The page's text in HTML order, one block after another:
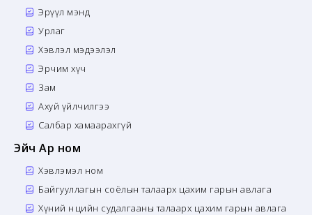
Эрүүл мэнд
Урлаг
Хэвлэл мэдээлэл
Эрчим хүч
Зам
Ахуй үйлчилгээ
Салбар хамаарахгүй
Эйч Ар ном
Хэвлэмэл ном
Байгууллагын соёлын талаарх цахим гарын авлага
Хүний нөөцийн судалгааны талаарх цахим гарын авлага